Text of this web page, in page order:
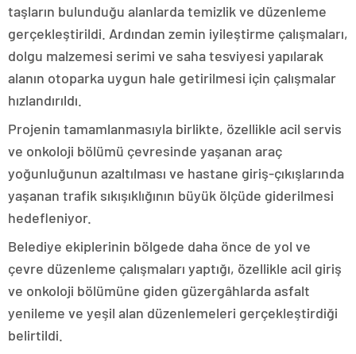
taşların bulunduğu alanlarda temizlik ve düzenleme
gerçekleştirildi. Ardından zemin iyileştirme çalışmaları,
dolgu malzemesi serimi ve saha tesviyesi yapılarak
alanın otoparka uygun hale getirilmesi için çalışmalar
hızlandırıldı.
Projenin tamamlanmasıyla birlikte, özellikle acil servis
ve onkoloji bölümü çevresinde yaşanan araç
yoğunluğunun azaltılması ve hastane giriş-çıkışlarında
yaşanan trafik sıkışıklığının büyük ölçüde giderilmesi
hedefleniyor.
Belediye ekiplerinin bölgede daha önce de yol ve
çevre düzenleme çalışmaları yaptığı, özellikle acil giriş
ve onkoloji bölümüne giden güzergâhlarda asfalt
yenileme ve yeşil alan düzenlemeleri gerçekleştirdiği
belirtildi.